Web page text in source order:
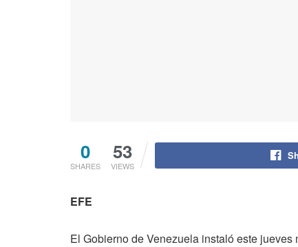
0
SHARES
53
VIEWS
EFE
El Gobierno de Venezuela instaló este